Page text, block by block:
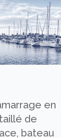
en
de
bateau